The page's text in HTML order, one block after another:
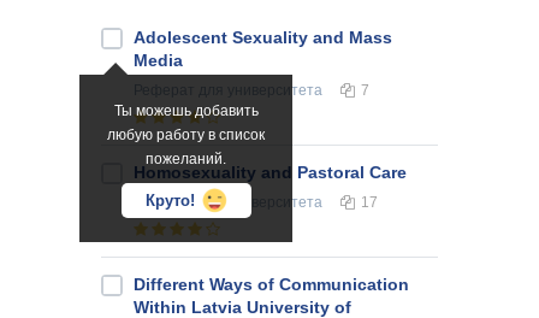
Ты можешь добавить
любую работу в список
пожеланий.
Круто!
Adolescent Sexuality and Mass
Media
для университета 7
Homosexuality and Pastoral Care
Реферат для университета 17
Different Ways of Communication
Within Latvia University of